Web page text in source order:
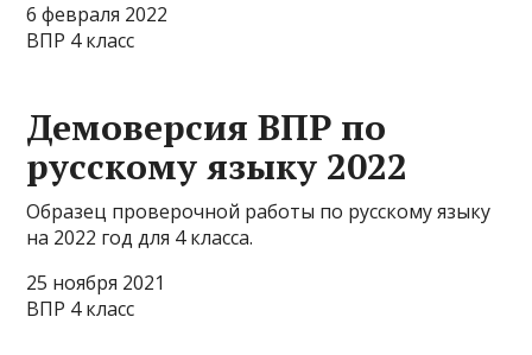
6 февраля 2022
ВПР 4 класс
Демоверсия ВПР по
русскому языку 2022
Образец проверочной работы по русскому языку
на 2022 год для 4 класса.
25 ноября 2021
ВПР 4 класс